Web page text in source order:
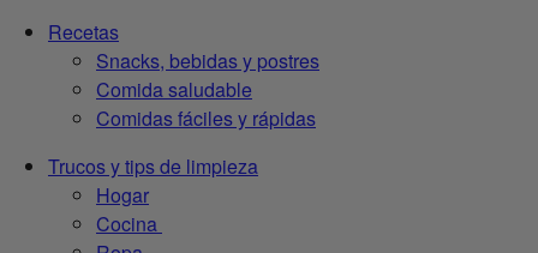
Recetas
Snacks, bebidas y postres
Comida saludable
Comidas fáciles y rápidas
Trucos y tips de limpieza
Hogar
Cocina